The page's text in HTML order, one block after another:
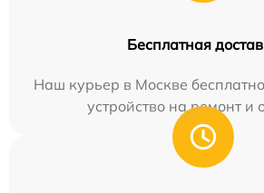
Бесплатная
Наш курьер в Москве
устройство на ремонт и